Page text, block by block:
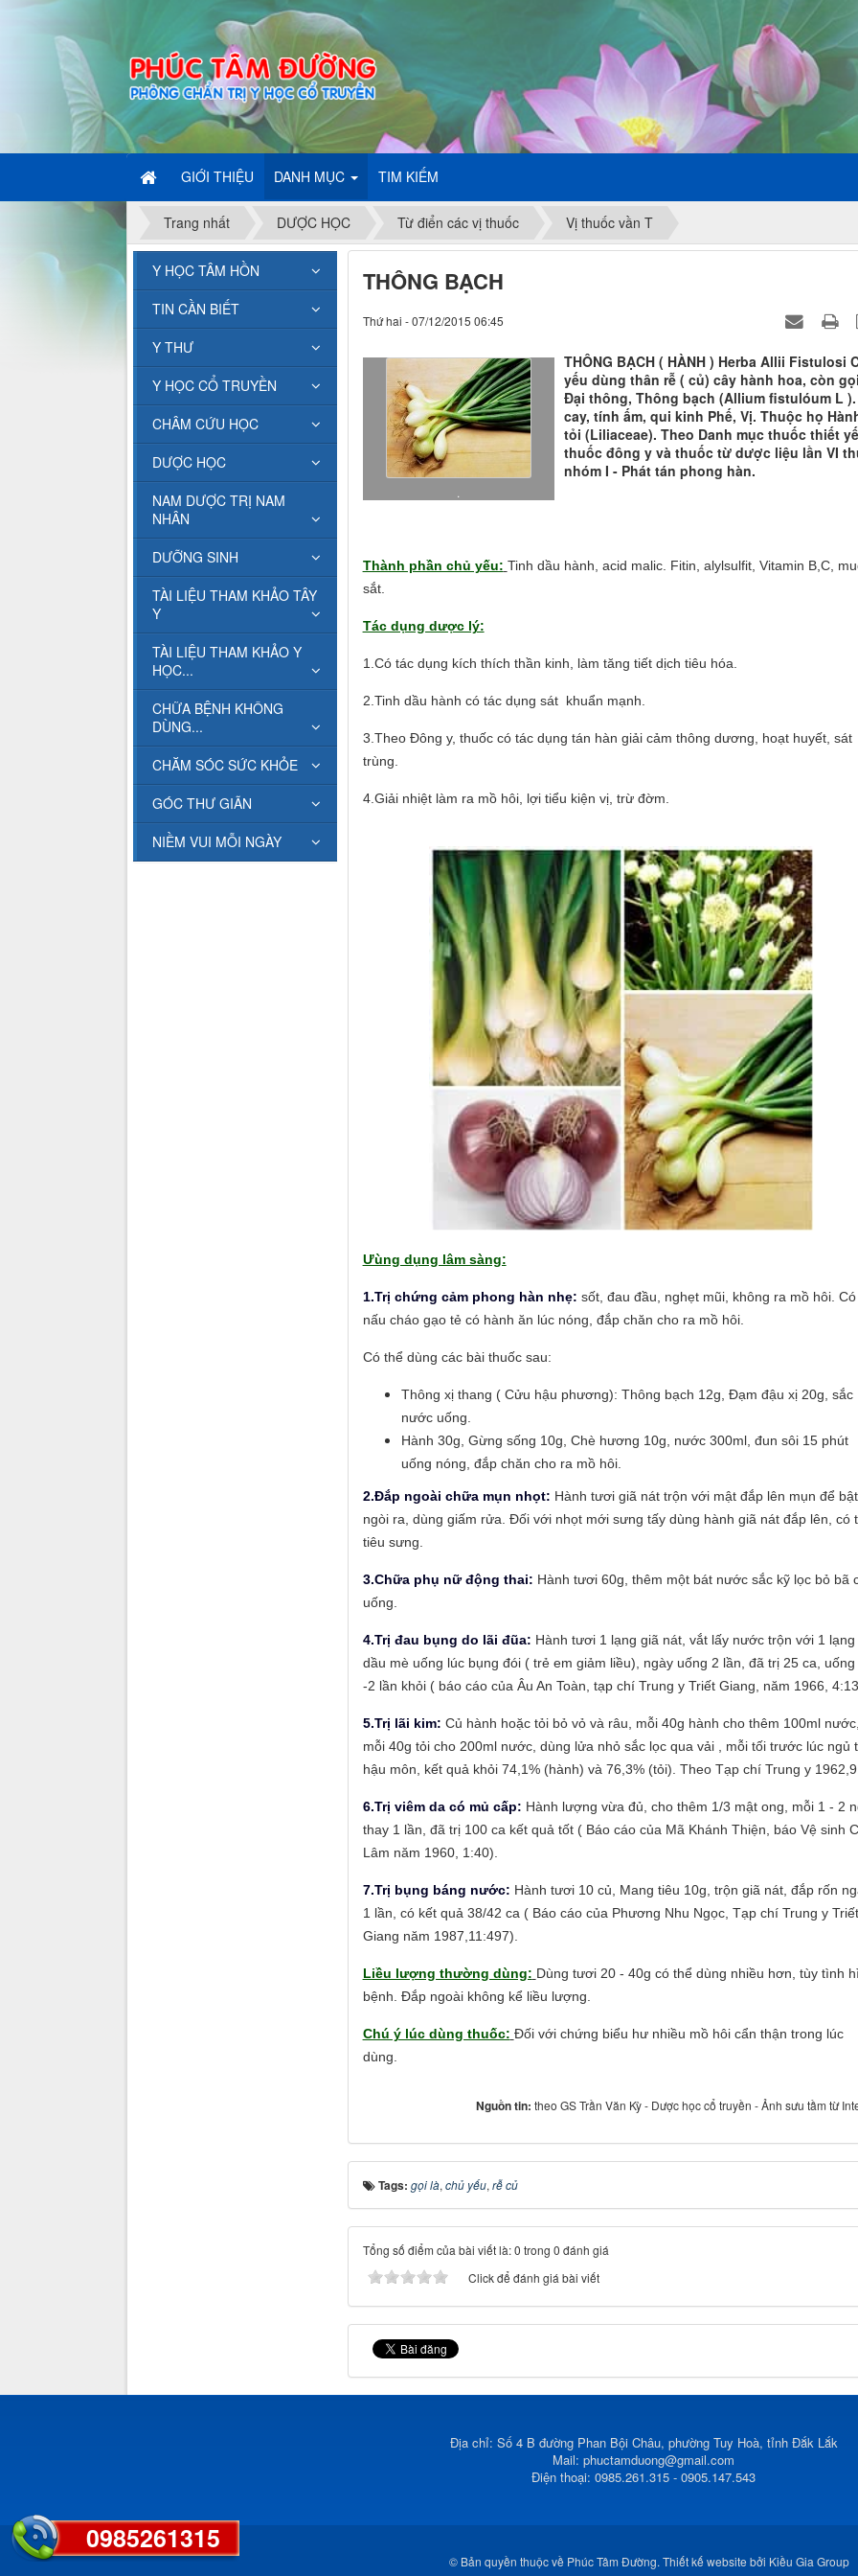
0985261315
GIỚI THIỆU DANH MỤC TIM KIẾM
Trang nhất DƯỢC HỌC Từ điển các vị thuốc Vị thuốc vần T
THÔNG BẠCH
Thứ hai - 07/12/2015 06:45
.
THÔNG BẠCH ( HÀNH ) Herba Allii Fistulosi
yếu dùng thân rễ ( củ) cây hành hoa, còn
Đại thông, Thông bạch (Allium fistulóum L ).
cay, tính ấm, qui kinh Phế, Vị. Thuộc họ
tỏi (Liliaceae). Theo Danh mục thuốc thiết
thuốc đông y và thuốc từ dược liệu lần VI
nhóm I - Phát tán phong hàn.
Thành phần chủ yếu: Tinh dầu hành, acid malic. Fitin, alylsulfit, Vitamin B,C,
sắt.
Tác dụng dược lý:
1.Có tác dụng kích thích thần kinh, làm tăng tiết dịch tiêu hóa.
2.Tinh dầu hành có tác dụng sát khuẩn mạnh.
3.Theo Đông y, thuốc có tác dụng tán hàn giải cảm thông dương, hoạt huyết, sát
trùng.
4.Giải nhiệt làm ra mồ hôi, lợi tiểu kiện vị, trừ đờm.
Ưùng dụng lâm sàng:
1.Trị chứng cảm phong hàn nhẹ: sốt, đau đầu, nghẹt mũi, không ra mồ hôi.
nấu cháo gạo tẻ có hành ăn lúc nóng, đắp chăn cho ra mồ hôi.
Có thể dùng các bài thuốc sau:
Thông xị thang ( Cửu hậu phương): Thông bạch 12g, Đạm đậu xị 20g, sắc
nước uống.
Hành 30g, Gừng sống 10g, Chè hương 10g, nước 300ml, đun sôi 15 phút
uống nóng, đắp chăn cho ra mồ hôi.
2.Đắp ngoài chữa mụn nhọt: Hành tươi giã nát trộn với mật đắp lên mụn để bật
ngòi ra, dùng giấm rửa. Đối với nhọt mới sưng tấy dùng hành giã nát đắp lên, có
tiêu sưng.
3.Chữa phụ nữ động thai: Hành tươi 60g, thêm một bát nước sắc kỹ lọc bỏ bã
uống.
4.Trị đau bụng do lãi đũa: Hành tươi 1 lạng giã nát, vắt lấy nước trộn với 1 lạng
dầu mè uống lúc bụng đói ( trẻ em giảm liều), ngày uống 2 lần, đã trị 25 ca, uống
-2 lần khỏi ( báo cáo của Âu An Toàn, tạp chí Trung y Triết Giang, năm 1966,
5.Trị lãi kim: Củ hành hoặc tỏi bỏ vỏ và râu, mỗi 40g hành cho thêm 100ml nước,
mỗi 40g tỏi cho 200ml nước, dùng lửa nhỏ sắc lọc qua vải , mỗi tối trước lúc ngủ
hậu môn, kết quả khỏi 74,1% (hành) và 76,3% (tỏi). Theo Tạp chí Trung y
6.Trị viêm da có mủ cấp: Hành lượng vừa đủ, cho thêm 1/3 mật ong, mỗi 1 - 2
thay 1 lần, đã trị 100 ca kết quả tốt ( Báo cáo của Mã Khánh Thiện, báo Vệ sinh
Lâm năm 1960, 1:40).
7.Trị bụng báng nước: Hành tươi 10 củ, Mang tiêu 10g, trộn giã nát, đắp rốn
1 lần, có kết quả 38/42 ca ( Báo cáo của Phương Nhu Ngọc, Tạp chí Trung y Triết
Giang năm 1987,11:497).
Liều lượng thường dùng: Dùng tươi 20 - 40g có thể dùng nhiều hơn, tùy tình
bệnh. Đắp ngoài không kể liều lượng.
Chú ý lúc dùng thuốc: Đối với chứng biểu hư nhiều mồ hôi cẩn thận trong lúc
dùng.
Nguồn tin:theo GS Trần Văn Kỳ - Dược học cổ truyền - Ảnh sưu tầm từ
Tags: gọi là, chủ yếu, rễ củ
Tổng số điểm của bài viết là: 0 trong 0 đánh giá
Click để đánh giá bài viết
Y HỌC TÂM HỒN
TIN CẦN BIẾT
Y THƯ
Y HỌC CỔ TRUYỀN
CHÂM CỨU HỌC
DƯỢC HỌC
NAM DƯỢC TRỊ NAM
NHÂN
DƯỠNG SINH
TÀI LIỆU THAM KHẢO TÂY
Y
TÀI LIỆU THAM KHẢO Y
HỌC...
CHỮA BỆNH KHÔNG
DÙNG...
CHĂM SÓC SỨC KHỎE
GÓC THƯ GIÃN
NIỀM VUI MỖI NGÀY
Địa chỉ: Số 4 B đường Phan Bội Châu, phường Tuy Hoà, tỉnh Đắk Lắk
Mail: phuctamduong@gmail.com
Điện thoại: 0985.261.315 - 0905.147.543
© Bản quyền thuộc về Phúc Tâm Đường. Thiết kế website bởi Kiều Gia Group